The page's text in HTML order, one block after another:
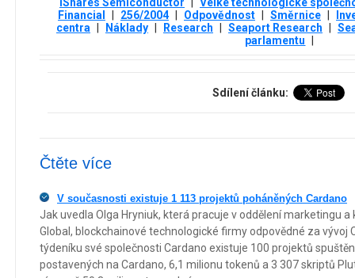
Financial
256/2004 Odpovědnost Směrnice
centra
Náklady Research Seaport Research
parlamentu
Sdílení článku:
Čtěte více
V současnosti existuje 1 113 projektů poháněných Cardano
Jak uvedla Olga Hryniuk, která pracuje v oddělení marketingu
Global, blockchainové technologické firmy odpovědné za vývoj
týdeníku své společnosti Cardano existuje 100 projektů
postavených na Cardano, 6,1 milionu tokenů a 3 307 skriptů